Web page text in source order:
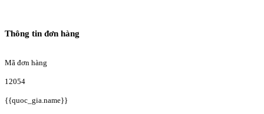
Thông tin đơn hàng
Mã đơn hàng
12054
{{quoc_gia.name}}